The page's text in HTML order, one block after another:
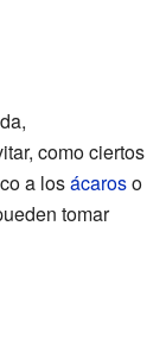
como ciertos
a losácaroso
tomar